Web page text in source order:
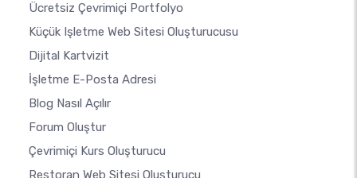
Ücretsiz Çevrimiçi Portfolyo
Küçük Işletme Web Sitesi Oluşturucusu
Dijital Kartvizit
İşletme E-Posta Adresi
Blog Nasıl Açılır
Forum Oluştur
Çevrimiçi Kurs Oluşturucu
Restoran Web Sitesi Oluşturucu